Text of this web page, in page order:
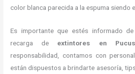
color blanca parecida a la espuma siendo
Es importante que estés informado
recarga de extintores en
responsabilidad, contamos con
están dispuestos a brindarte asesoría,